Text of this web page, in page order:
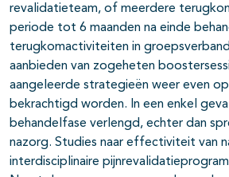
revalidatieteam, of meerdere
periode tot 6 maanden na einde
terugkomactiviteiten in
aanbieden van zogeheten
aangeleerde strategieën weer even
bekrachtigd worden. In een enkel
behandelfase verlengd, echter dan
nazorg. Studies naar effectiviteit van
interdisciplinaire